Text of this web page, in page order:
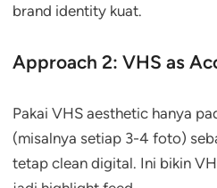
brand identity kuat.
Approach 2: VHS as
Pakai VHS aesthetic hanya
(misalnya setiap 3-4 foto)
tetap clean digital. Ini bikin